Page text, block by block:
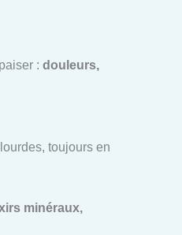
: douleurs,
toujours en
minéraux,